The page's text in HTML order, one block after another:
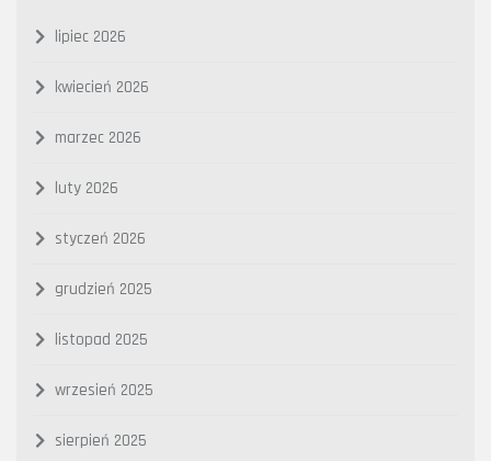
lipiec 2026
kwiecień 2026
marzec 2026
luty 2026
styczeń 2026
grudzień 2025
listopad 2025
wrzesień 2025
sierpień 2025